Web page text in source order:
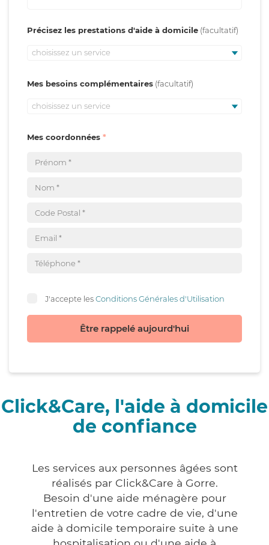
Précisez les prestations d'aide à domicile
choisissez un service
Mes besoins complémentaires
choisissez un service
Mes coordonnées
J'accepte lesConditions Générales d'Utilisation
Être rappelé aujourd'hui
Click&Care, l'aide à domicile
de confiance
Les services aux personnes âgées sont
réalisés par Click&Care à Gorre.
Besoin d'une aide ménagère pour
l'entretien de votre cadre de vie, d'une
aide à domicile temporaire suite à une